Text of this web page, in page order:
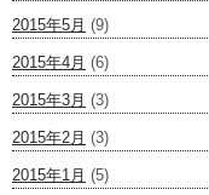
2015年5月 (9)
2015年4月 (6)
2015年3月 (3)
2015年2月 (3)
2015年1月 (5)